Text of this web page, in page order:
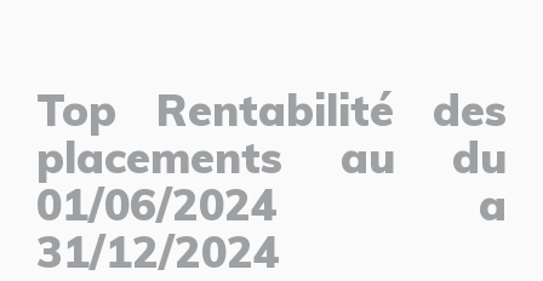
Top Rentabilité des
placements au du
01/06/2024 a
31/12/2024